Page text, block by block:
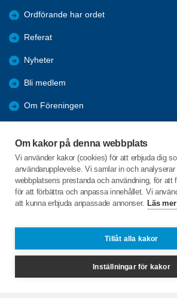
Om kakor på denna webbplats
Vi använder kakor (cookies) för att erbjuda dig
användarupplevelse. Vi samlar in och analyserar
webbplatsens prestanda och användning, för att
för att förbättra och anpassa innehållet. Vi
att kunna erbjuda anpassade annonser. Läs
Tillåt alla kakor
Inställningar för kakor
Ordförande har ordet
Referat
Nyheter
Bli medlem
Om Föreningen
Bli vänmedlem
C/o:Carina Rhodin Nilsson
hostsoltimra@spfseniorerna.se